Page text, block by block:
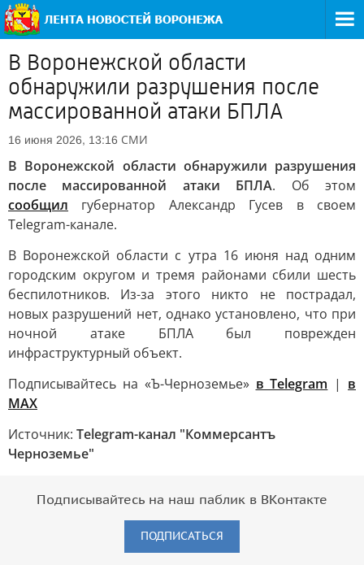
В Воронежской области
обнаружили разрушения после
массированной атаки БПЛА
16 июня 2026, 13:16 СМИ
В Воронежской области обнаружили разрушения
после массированной атаки БПЛА. Об этом
сообщил губернатор Александр Гусев в своем
Telegram-канале.
В Воронежской области с утра 16 июня над одним
городским округом и тремя районами сбили шесть
беспилотников. Из-за этого никто не пострадал,
новых разрушений нет, однако установлено, что при
ночной атаке БПЛА был поврежден
инфраструктурный объект.
Подписывайтесь на «Ъ-Черноземье» в Telegram | в
MAX
Источник: Telegram-канал "Коммерсантъ
Черноземье"
Подписывайтесь на наш паблик в ВКонтакте
ПОДПИСАТЬСЯ